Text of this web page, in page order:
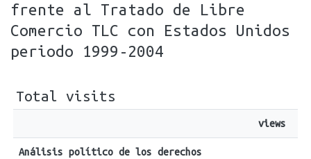
frente al Tratado de Libre
Comercio TLC con Estados Unidos
periodo 1999-2004
Total visits
views
Análisis político de los derechos